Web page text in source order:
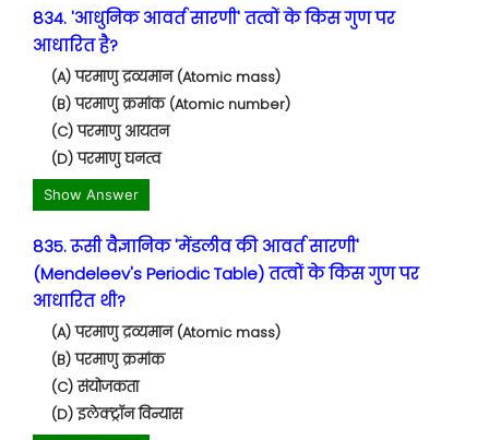
834. 'आधुनिक आवर्त सारणी' तत्वों के किस गुण पर
आधारित है?
(A) परमाणु द्रव्यमान (Atomic mass)
(B) परमाणु क्रमांक (Atomic number)
(C) परमाणु आयतन
(D) परमाणु घनत्व
Show Answer
835. रूसी वैज्ञानिक 'मेंडलीव की आवर्त सारणी'
(Mendeleev's Periodic Table) तत्वों के किस गुण पर
आधारित थी?
(A) परमाणु द्रव्यमान (Atomic mass)
(B) परमाणु क्रमांक
(C) संयोजकता
(D) इलेक्ट्रॉन विन्यास